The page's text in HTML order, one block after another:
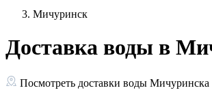
Мичуринск
Доставка воды в
Посмотреть доставки воды Мичуринска